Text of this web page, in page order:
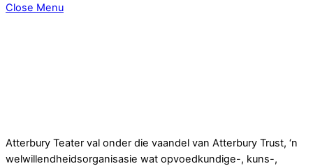
Close Menu
Atterbury Teater val onder die vaandel van Atterbury Trust, ‘n
welwillendheidsorganisasie wat opvoedkundige-, kuns-,